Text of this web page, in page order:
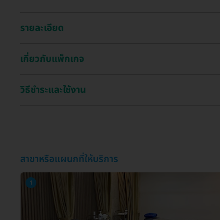
รายละเอียด
เกี่ยวกับแพ็กเกจ
วิธีชำระและใช้งาน
สาขาหรือแผนกที่ให้บริการ
1